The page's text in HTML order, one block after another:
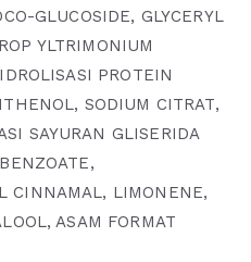
GLUCOSIDE, GLYCERYL
YLTRIMONIUM
PROTEIN
SODIUM CITRAT,
SAYURAN GLISERIDA
CINNAMAL, LIMONENE,
ASAM FORMAT